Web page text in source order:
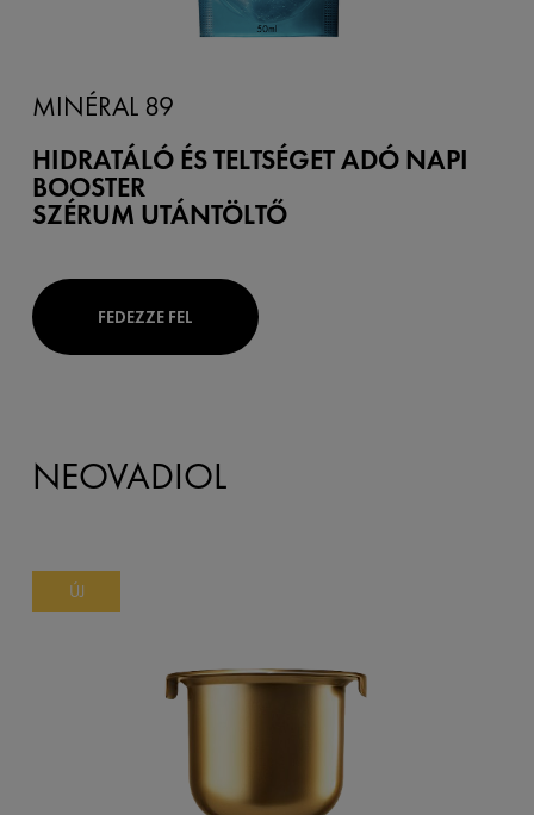
MINÉRAL 89
HIDRATÁLÓ ÉS TELTSÉGET ADÓ NAPI
BOOSTER
SZÉRUM UTÁNTÖLTŐ
FEDEZZE FEL
NEOVADIOL
ÚJ